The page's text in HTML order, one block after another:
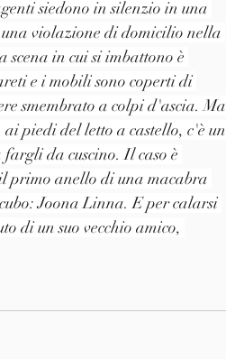
siedono in silenzio in una
violazione di domicilio nella
scena in cui si imbattono è
e i mobili sono coperti di
smembrato a colpi d'ascia. Ma
piedi del letto a castello, c'è un
fargli da cuscino. Il caso è
il primo anello di una macabra
Joona Linna. E per calarsi
di un suo vecchio amico,